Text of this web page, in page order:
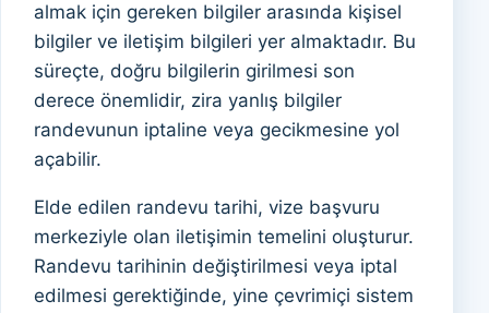
almak için gereken bilgiler arasında kişisel
bilgiler ve iletişim bilgileri yer almaktadır. Bu
süreçte, doğru bilgilerin girilmesi son
derece önemlidir, zira yanlış bilgiler
randevunun iptaline veya gecikmesine yol
açabilir.
Elde edilen randevu tarihi, vize başvuru
merkeziyle olan iletişimin temelini oluşturur.
Randevu tarihinin değiştirilmesi veya iptal
edilmesi gerektiğinde, yine çevrimiçi sistem